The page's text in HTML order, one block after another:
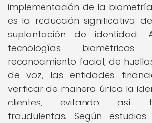
implementación de la
es la reducción significativa
suplantación de identidad.
tecnologías
reconocimiento facial, de
de voz, las entidades
verificar de manera única la
clientes, evitando así
fraudulentas. Según